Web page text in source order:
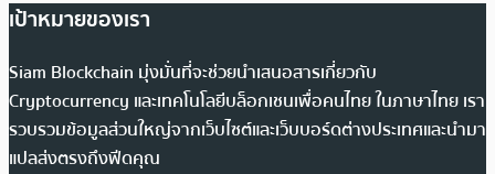
เป้าหมายของเรา
Siam Blockchain มุ่งมั่นที่จะช่วยนำเสนอสารเกี่ยวกับ
Cryptocurrency และเทคโนโลยีบล็อกเชนเพื่อคนไทย ในภาษาไทย เรา
รวบรวมข้อมูลส่วนใหญ่จากเว็บไซต์และเว็บบอร์ดต่างประเทศและนำมา
แปลส่งตรงถึงฟีดคุณ